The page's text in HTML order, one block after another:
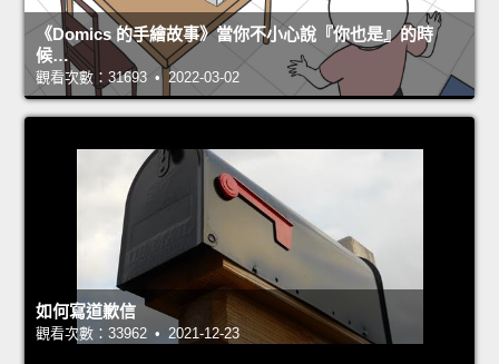
《Domics 的手繪故事》當你不小心說『你也是』的時
候…
觀看次數：31693 • 2022-03-02
如何寫道歉信
觀看次數：33962 • 2021-12-23